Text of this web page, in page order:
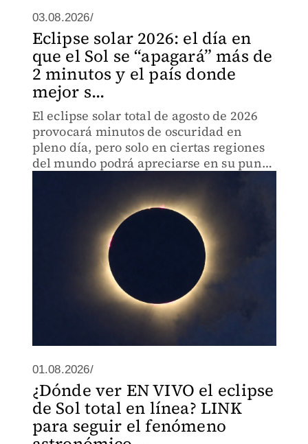
03.08.2026/
Eclipse solar 2026: el día en
que el Sol se “apagará” más de
2 minutos y el país donde
mejor s...
El eclipse solar total de agosto de 2026
provocará minutos de oscuridad en
pleno día, pero solo en ciertas regiones
del mundo podrá apreciarse en su punto
01.08.2026/
¿Dónde ver EN VIVO el eclipse
de Sol total en línea? LINK
para seguir el fenómeno